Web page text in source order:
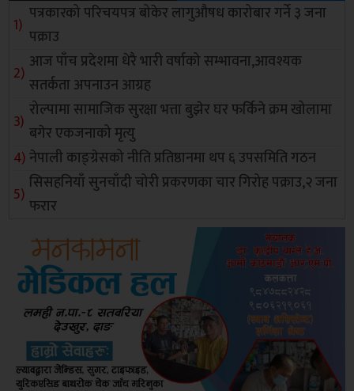
पत्रकारको परिचयपत्र बोकेर लागुऔषध कारोबार गर्ने ३ जना
पक्राउ
आज पाँच प्रदेशमा धेरै भारी वर्षाको सम्भावना,आवश्यक
सतर्कता अपनाउन आग्रह
रोल्पामा सामाजिक सुरक्षा भत्ता बुझेर घर फर्किने क्रम खोलामा
बगेर एकजनाको मृत्यु
नेपाली काङ्ग्रेसको नीति प्रतिष्ठानमा थप ६ उपसमिति गठन
सिसहनियाँ सुनचाँदी चोरी प्रकरणका चार गिरोह पक्राउ,२ जना
फरार